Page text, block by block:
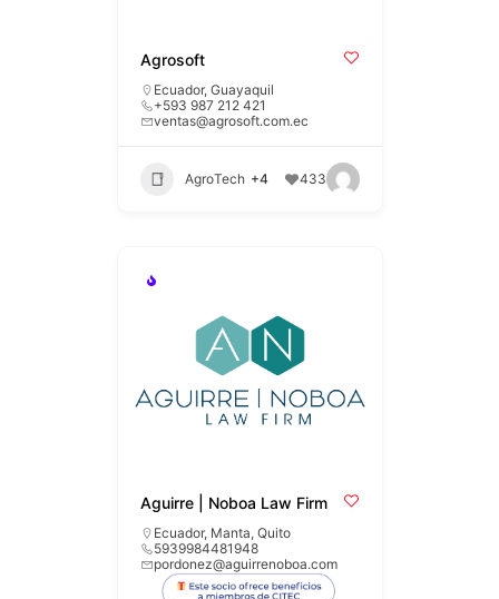
Agrosoft
Ecuador, Guayaquil
+593 987 212 421
ventas@agrosoft.com.ec
AgroTech +4 433
Aguirre | Noboa Law Firm
Ecuador, Manta, Quito
5939984481948
pordonez@aguirrenoboa.com